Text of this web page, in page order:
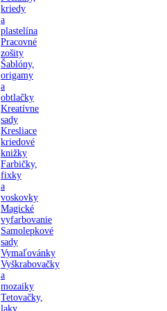
kriedy
a
plastelína
Pracovné
zošity
Šablóny,
origamy
a
obtlačky
Kreatívne
sady
Kresliace
kriedové
knižky
Farbičky,
fixky
a
voskovky
Magické
vyfarbovanie
Samolepkové
sady
Vymaľovánky
Vyškrabovačky
a
mozaiky
Tetovačky,
laky